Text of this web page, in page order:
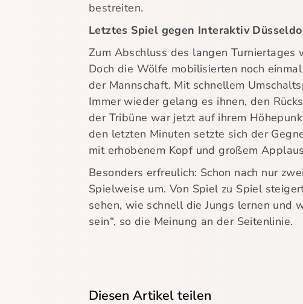
bestreiten.
Letztes Spiel gegen Interaktiv
Zum Abschluss des langen
Doch die Wölfe mobilisierten noch
der Mannschaft. Mit schnellem
Immer wieder gelang es ihnen, den
der Tribüne war jetzt auf ihrem
den letzten Minuten setzte sich der
mit erhobenem Kopf und großem
Besonders erfreulich: Schon nach nur
Spielweise um. Von Spiel zu Spiel
sehen, wie schnell die Jungs lernen und
sein“, so die Meinung an der Seitenlinie.
Diesen Artikel teilen